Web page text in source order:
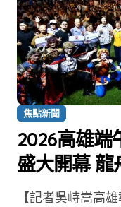
焦點新聞
2026高雄端
盛大開幕 龍
場 【記者吳峙嵩